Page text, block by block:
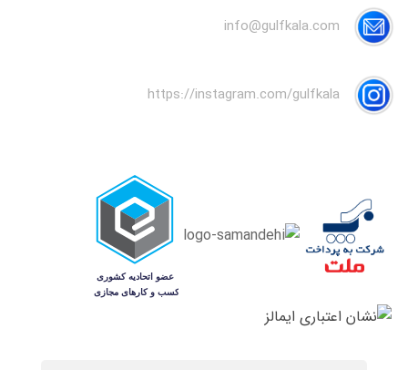
info@gulfkala.com
https://instagram.com/gulfkala